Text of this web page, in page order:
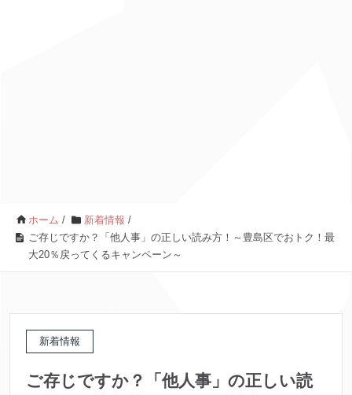
ホーム / 新着情報 /
ご存じですか？「他人事」の正しい読み方！～豊島区でおトク！最
大20％戻ってくるキャンペーン～
新着情報
ご存じですか？「他人事」の正しい読